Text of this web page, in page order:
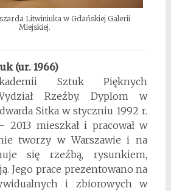
Litwiniuka w Gdańskiej Galerii
Miejskiej.
(ur. 1966)
Sztuk Pięknych
Rzeźby. Dyplom w
Sitka w styczniu 1992 r.
2013 mieszkał i pracował w
tworzy w Warszawie i na
się rzeźbą, rysunkiem,
Jego prace prezentowano na
i zbiorowych w